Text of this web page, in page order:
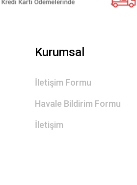
Kurumsal
İletişim Formu
Havale Bildirim Formu
İletişim